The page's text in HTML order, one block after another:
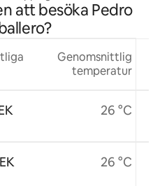
att besöka Pedro
Genomsnittlig
temperatur
26 °C
26 °C